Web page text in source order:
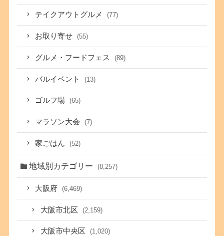
テイクアウトグルメ (77)
お取り寄せ (55)
グルメ・フードフェス (89)
バルイベント (13)
ゴルフ場 (65)
マラソン大会 (7)
家ごはん (52)
地域別カテゴリー (8,257)
大阪府 (6,469)
大阪市北区 (2,159)
大阪市中央区 (1,020)